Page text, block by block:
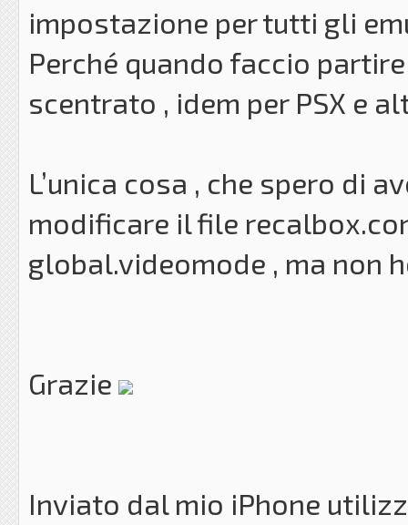
impostazione per tutti gli
Perché quando faccio partire
scentrato , idem per PSX e
L’unica cosa , che spero di
modificare il file
global.videomode , ma non
Grazie
Inviato dal mio iPhone